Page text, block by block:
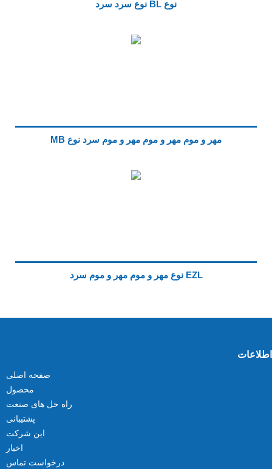
نوع BL نوع سرد سرد
مهر و موم مهر و موم مهر و موم سرد نوع MB
EZL نوع مهر و موم مهر و موم سرد
اطلاعات
صفحه اصلی
محصول
راه حل های صنعت
پشتیبانی
این شرکت
اخبار
درخواست تماس